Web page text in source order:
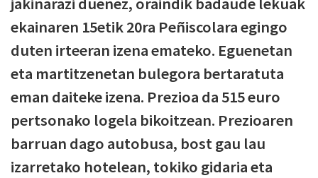
ekainaren 15etik 20ra Peñiscolara egingo
duten irteeran izena emateko. Eguenetan
eta martitzenetan bulegora bertaratuta
eman daiteke izena. Prezioa da 515 euro
pertsonako logela bikoitzean. Prezioaren
barruan dago autobusa, bost gau lau
izarretako hotelean, tokiko gidaria eta